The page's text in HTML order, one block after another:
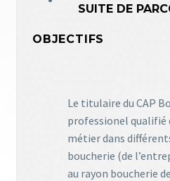
SUITE DE
OBJECTIFS
Le titulaire du CAP
professionel qualifié
métier dans
boucherie (de
au rayon boucherie